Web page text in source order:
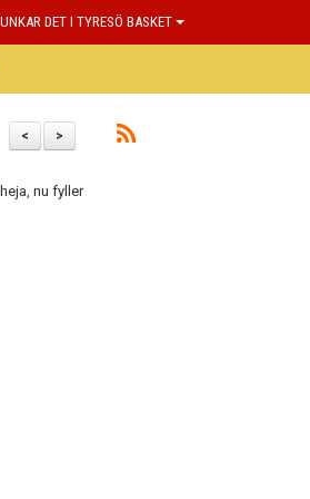
DET I TYRESÖ BASKET
>
<
nu fyller